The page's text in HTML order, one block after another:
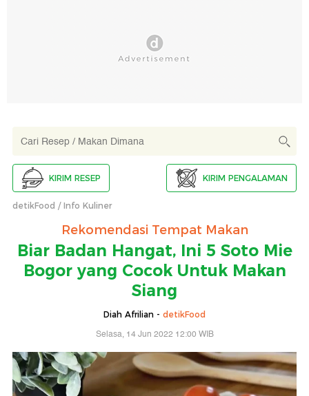
KIRIM RESEP KIRIM PENGALAMAN
detikFood Info Kuliner
Rekomendasi Tempat Makan
Biar Badan Hangat, Ini 5 Soto Mie
Bogor yang Cocok Untuk Makan
Siang
Diah Afrilian - detikFood
Selasa, 14 Jun 2022 12:00 WIB